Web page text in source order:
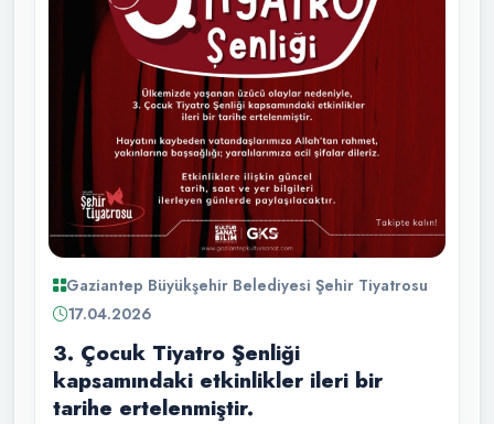
Gaziantep Büyükşehir Belediyesi Şehir Tiyatrosu
17.04.2026
3. Çocuk Tiyatro Şenliği
kapsamındaki etkinlikler ileri bir
tarihe ertelenmiştir.